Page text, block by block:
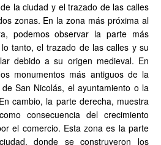
la ciudad y el trazado de las calles
zonas. En la zona más próxima al
podemos observar la parte más
tanto, el trazado de las calles y su
debido a su origen medieval. En
monumentos más antiguos de la
San Nicolás, el ayuntamiento o la
cambio, la parte derecha, muestra
consecuencia del crecimiento
el comercio. Esta zona es la parte
donde se construyeron los